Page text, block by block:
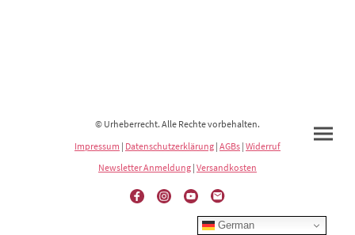
© Urheberrecht. Alle Rechte vorbehalten.
Impressum | Datenschutzerklärung | AGBs | Widerruf
Newsletter Anmeldung | Versandkosten
German